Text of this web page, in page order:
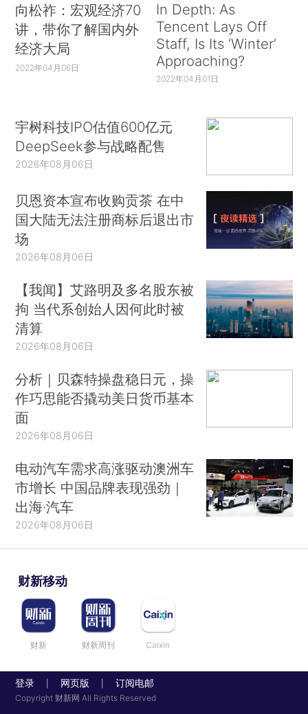
向松祚：宏观经济70
讲，带你了解国内外
经济大局
2022年04月06日
In Depth: As
Tencent Lays Off
Staff, Is Its ‘Winter’
Approaching?
2022年04月01日
宇树科技IPO估值600亿元
DeepSeek参与战略配售
2026年08月06日
贝恩资本宣布收购贡茶 在中
国大陆无法注册商标后退出市
场
2026年08月06日
【我闻】艾路明及多名股东被
拘 当代系创始人因何此时被
清算
2026年08月06日
分析｜贝森特操盘稳日元，操
作巧思能否撬动美日货币基本
面
2026年08月06日
电动汽车需求高涨驱动澳洲车
市增长 中国品牌表现强劲｜
出海·汽车
2026年08月06日
财新移动
财新 财新周刊 Caixin
登录 网页版 订阅电邮
Copyright 财新网 All Rights Reserved